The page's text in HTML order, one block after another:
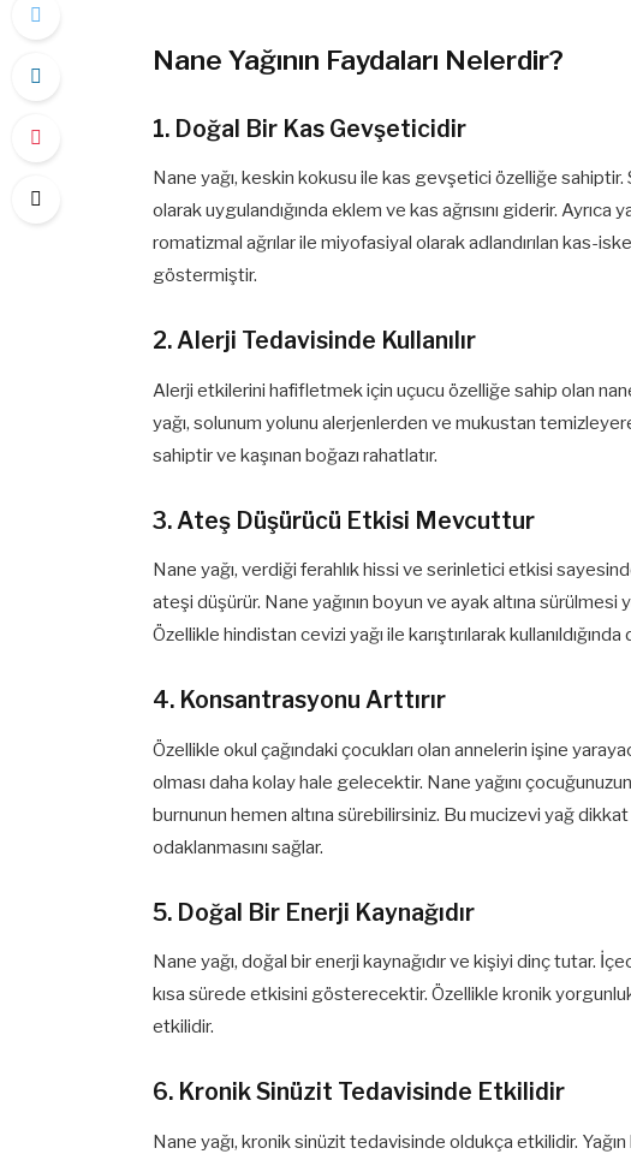
Nane Yağının Faydaları Nelerdir?
1. Doğal Bir Kas Gevşeticidir
Nane yağı, keskin kokusu ile kas gevşetici özelliğe
olarak uygulandığında eklem ve kas ağrısını giderir.
romatizmal ağrılar ile miyofasiyal olarak adlandırılan kas-
göstermiştir.
2. Alerji Tedavisinde Kullanılır
Alerji etkilerini hafifletmek için uçucu özelliğe sahip olan
yağı, solunum yolunu alerjenlerden ve mukustan
sahiptir ve kaşınan boğazı rahatlatır.
3. Ateş Düşürücü Etkisi Mevcuttur
Nane yağı, verdiği ferahlık hissi ve serinletici etkisi
ateşi düşürür. Nane yağının boyun ve ayak altına
Özellikle hindistan cevizi yağı ile karıştırılarak
4. Konsantrasyonu Arttırır
Özellikle okul çağındaki çocukları olan annelerin işine
olması daha kolay hale gelecektir. Nane yağını
burnunun hemen altına sürebilirsiniz. Bu mucizevi yağ dikkat
odaklanmasını sağlar.
5. Doğal Bir Enerji Kaynağıdır
Nane yağı, doğal bir enerji kaynağıdır ve kişiyi dinç tutar.
kısa sürede etkisini gösterecektir. Özellikle kronik
etkilidir.
6. Kronik Sinüzit Tedavisinde Etkilidir
Nane yağı, kronik sinüzit tedavisinde oldukça etkilidir.